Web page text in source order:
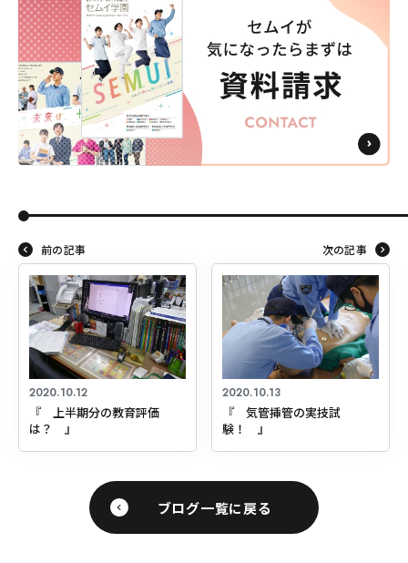
前の記事
2020.10.12
『 上半期分の教育評価
は？ 』
次の記事
2020.10.13
『 気管挿管の実技試
験！ 』
ブログ一覧に戻る